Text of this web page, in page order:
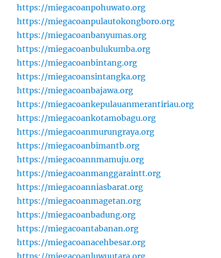
https://miegacoanpohuwato.org
https://miegacoanpulautokongboro.org
https://miegacoanbanyumas.org
https://miegacoanbulukumba.org
https://miegacoanbintang.org
https://miegacoansintangka.org
https://miegacoanbajawa.org
https://miegacoankepulauanmerantiriau.org
https://miegacoankotamobagu.org
https://miegacoanmurungraya.org
https://miegacoanbimantb.org
https://miegacoannmamuju.org
https://miegacoanmanggaraintt.org
https://miegacoanniasbarat.org
https://miegacoanmagetan.org
https://miegacoanbadung.org
https://miegacoantabanan.org
https://miegacoanacehbesar.org